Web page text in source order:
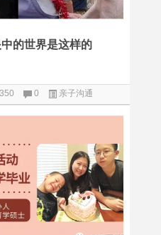
的世界是这样的
0 亲子沟通